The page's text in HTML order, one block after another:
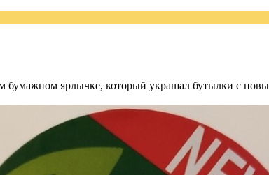
бумажном ярлычке, который украшал бутылки с